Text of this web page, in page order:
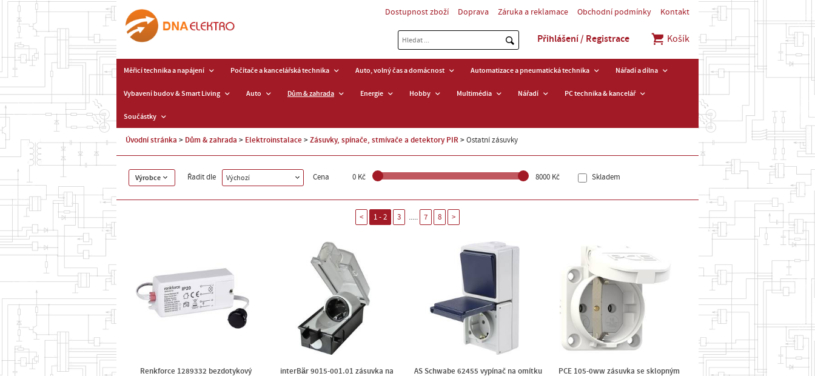
Dostupnost zboží Doprava Záruka a reklamace Obchodní podmínky Kontakt
Přihlášení / Registrace Košík
Měřicí technika a napájení Počítače a kancelářská technika Auto, volný čas a domácnost Automatizace a pneumatická technika Nářadí a dílna
Vybavení budov & Smart Living Auto Dům & zahrada Energie Hobby Multimédia Nářadí PC technika & kancelář
Součástky
Úvodní stránka Dům & zahrada Elektroinstalace Zásuvky, spínače, stmívače a detektory PIR Ostatní zásuvky
Výrobce Řadit dle Výchozí Cena 0 Kč 8000 Kč Skladem
< 1 - 2 3 ..... 7 8 >
Renkforce 1289332 bezdotykový
interBär 9015-001.01 zásuvka na
AS Schwabe 62455 vypínač na omítku
PCE 105-0ww zásuvka se sklopným